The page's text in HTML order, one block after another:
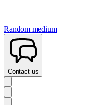
Random medium
Contact us